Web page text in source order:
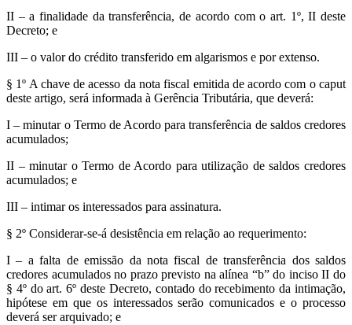
II – a finalidade da transferência, de acordo com o art. 1º, II deste
Decreto; e
III – o valor do crédito transferido em algarismos e por extenso.
§ 1º A chave de acesso da nota fiscal emitida de acordo com o caput
deste artigo, será informada à Gerência Tributária, que deverá:
I – minutar o Termo de Acordo para transferência de saldos credores
acumulados;
II – minutar o Termo de Acordo para utilização de saldos credores
acumulados; e
III – intimar os interessados para assinatura.
§ 2º Considerar-se-á desistência em relação ao requerimento:
I – a falta de emissão da nota fiscal de transferência dos saldos
credores acumulados no prazo previsto na alínea “b” do inciso II do
§ 4º do art. 6º deste Decreto, contado do recebimento da intimação,
hipótese em que os interessados serão comunicados e o processo
deverá ser arquivado; e